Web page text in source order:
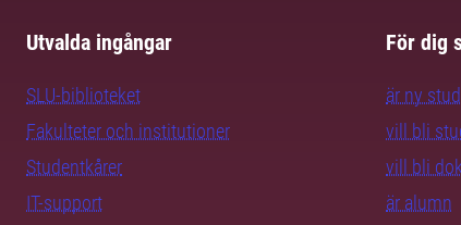
Utvalda ingångar
SLU-biblioteket
Fakulteter och institutioner
Studentkårer
IT-support
För dig
är ny
vill bli
vill bli
är alumn